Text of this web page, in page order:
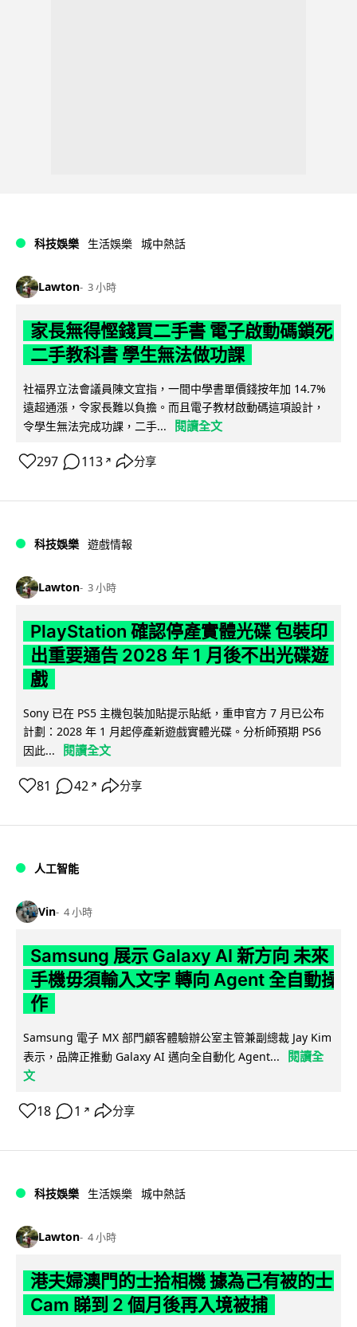
科技娛樂 生活娛樂 城中熱話
Lawton 3 小時
家長無得慳錢買二手書 電子啟動碼鎖死
二手教科書 學生無法做功課
社福界立法會議員陳文宜指，一間中學書單價錢按年加 14.7%
遠超通漲，令家長難以負擔。而且電子教材啟動碼這項設計，
令學生無法完成功課，二手...
閱讀全文
297 113 ↗ 分享
科技娛樂 遊戲情報
Lawton 3 小時
PlayStation 確認停產實體光碟 包裝印
出重要通告 2028 年 1 月後不出光碟遊
戲
Sony 已在 PS5 主機包裝加貼提示貼紙，重申官方 7 月已公布
計劃：2028 年 1 月起停產新遊戲實體光碟。分析師預期 PS6
因此...
閱讀全文
81 42 ↗ 分享
人工智能
Vin 4 小時
Samsung 展示 Galaxy AI 新方向 未來
手機毋須輸入文字 轉向 Agent 全自動操
作
Samsung 電子 MX 部門顧客體驗辦公室主管兼副總裁 Jay Kim
表示，品牌正推動 Galaxy AI 邁向全自動化 Agent...
閱讀全
文
18 1 ↗ 分享
科技娛樂 生活娛樂 城中熱話
Lawton 4 小時
港夫婦澳門的士拾相機 據為己有被的士
Cam 睇到 2 個月後再入境被捕